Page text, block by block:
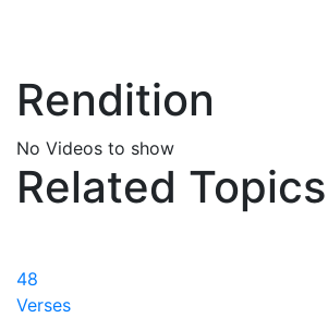
Rendition
No Videos to show
Related Topics
48
Verses